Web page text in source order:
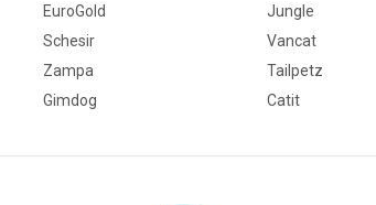
EuroGold
Jungle
Schesir
Vancat
Zampa
Tailpetz
Gimdog
Catit